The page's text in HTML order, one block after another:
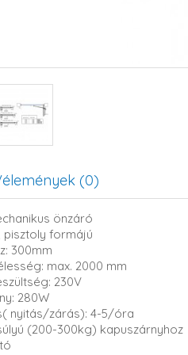
(0)
önzáró
pisztoly formájú
300mm
max. 2000 mm
230V
280W
nyitás/zárás): 4-5/óra
(200-300kg) kapuszárnyhoz